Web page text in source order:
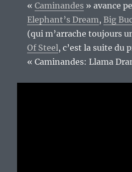
«Caminandes » avance
Elephant’s Dream,Big
(qui m’arrache toujours
Of Steel, c’est la suite du
« Caminandes: Llama